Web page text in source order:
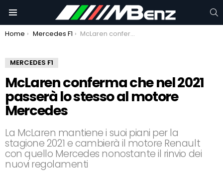
You are here:
Home Mercedes F1 McLaren conferma che nel 2021 passerà lo stesso al motore Mercedes
MERCEDES F1
McLaren conferma che nel 2021
passerà lo stesso al motore
Mercedes
La McLaren mantiene i suoi piani per la
stagione 2021 e cambierà il motore Renault
con quello Mercedes nonostante il rinvio dei
nuovi regolamenti